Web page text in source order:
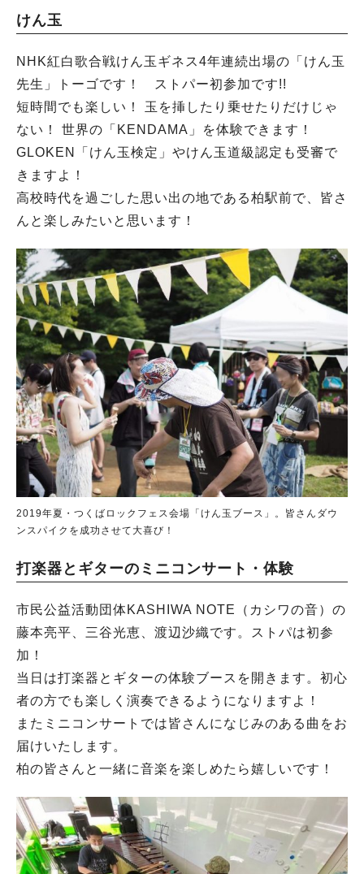
けん玉
NHK紅白歌合戦けん玉ギネス4年連続出場の「けん玉
先生」トーゴです！ ストパー初参加です!!
短時間でも楽しい！ 玉を挿したり乗せたりだけじゃ
ない！ 世界の「KENDAMA」を体験できます！
GLOKEN「けん玉検定」やけん玉道級認定も受審で
きますよ！
高校時代を過ごした思い出の地である柏駅前で、皆さ
んと楽しみたいと思います！
2019年夏・つくばロックフェス会場「けん玉ブース」。皆さんダウ
ンスパイクを成功させて大喜び！
打楽器とギターのミニコンサート・体験
市民公益活動団体KASHIWA NOTE（カシワの音）の
藤本亮平、三谷光恵、渡辺沙織です。ストパは初参
加！
当日は打楽器とギターの体験ブースを開きます。初心
者の方でも楽しく演奏できるようになりますよ！
またミニコンサートでは皆さんになじみのある曲をお
届けいたします。
柏の皆さんと一緒に音楽を楽しめたら嬉しいです！